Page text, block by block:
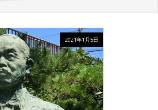
2021年1月5日